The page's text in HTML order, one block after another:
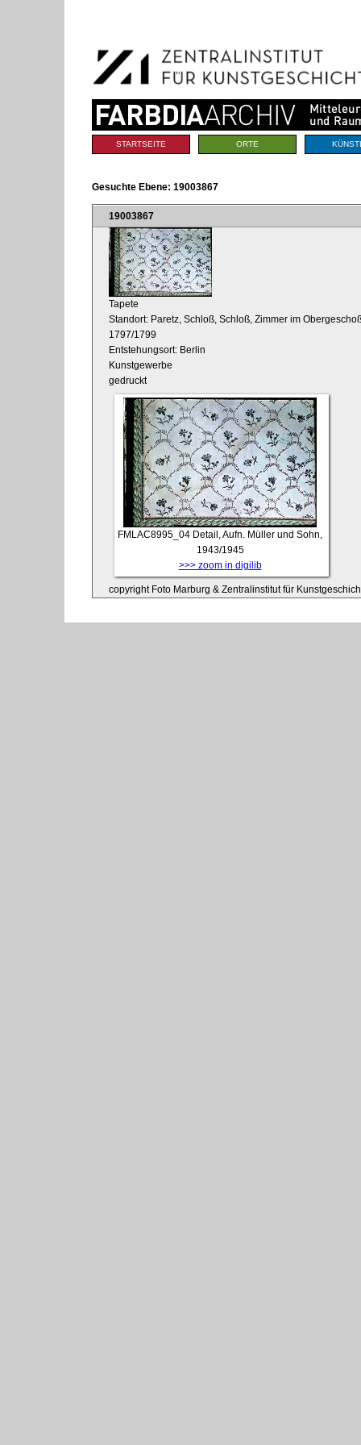
Navigation
Sektionen
STARTSEITE ORTE
Gesuchte Ebene: 19003867
19003867
Tapete
Standort: Paretz, Schloß, Schloß, Zimmer im
1797/1799
Entstehungsort: Berlin
Kunstgewerbe
gedruckt
FMLAC8995_04 Detail, Aufn. Müller und Sohn,
1943/1945
>>> zoom in digilib
copyright Foto Marburg & Zentralinstitut für